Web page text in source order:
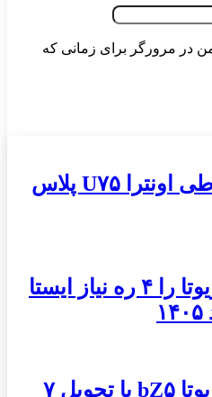
در مرورگر برای زمانی که
آغاز فروش اقساطی اونترا U۷۵ پلاس
شرایط فروش تویوتا را ۴ ره نیاز ایستا
شرایط فروش تویوتا bZ۵ با تحویل ۷